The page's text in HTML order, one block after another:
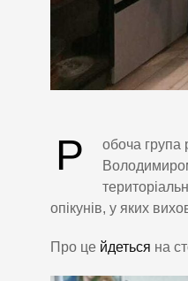
Р
обоча група
опікунів, у яких
Про це йдеться на